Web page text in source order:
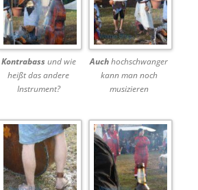
Kontrabassund wie
heißt das andere
Instrument?
Auchhochschwanger
kann man noch
musizieren